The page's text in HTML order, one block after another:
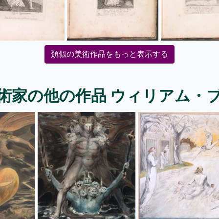
類似の美術作品をもっと表示する
家の他の作品 ウィリアム・